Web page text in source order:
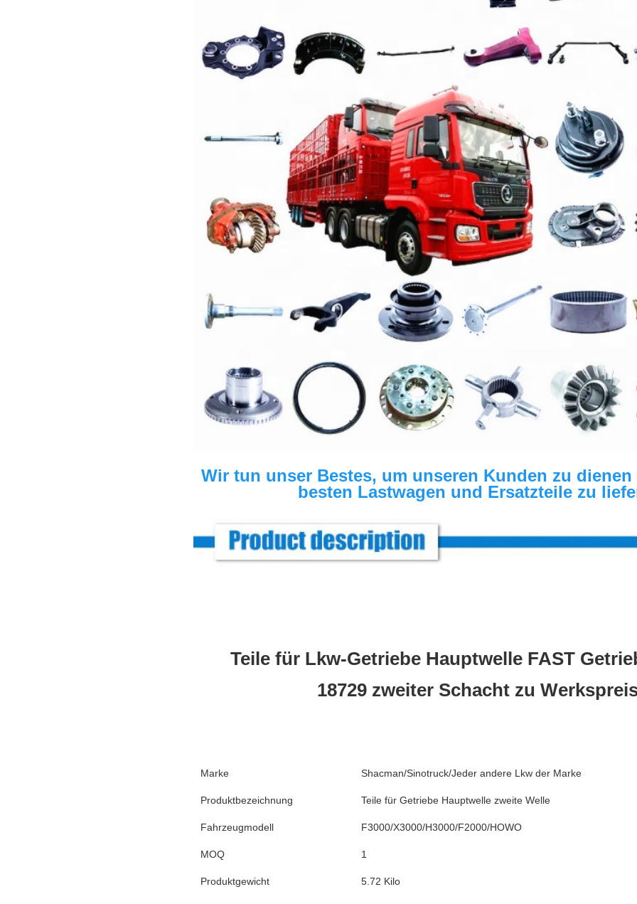
Wir tun unser Bestes, um unseren Kunden zu
besten Lastwagen und Ersatzteile zu
Teile für Lkw-Getriebe Hauptwelle FAST
18729 zweiter Schacht zu
Marke Shacman/Sinotruck/Jeder andere Lkw der Marke
Produktbezeichnung Teile für Getriebe Hauptwelle zweite Welle
Fahrzeugmodell F3000/X3000/H3000/F2000/HOWO
MOQ 1
Produktgewicht 5.72 Kilo